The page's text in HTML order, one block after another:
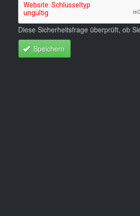
Diese Sicherheitsfrage überprüft, ob
Speichern